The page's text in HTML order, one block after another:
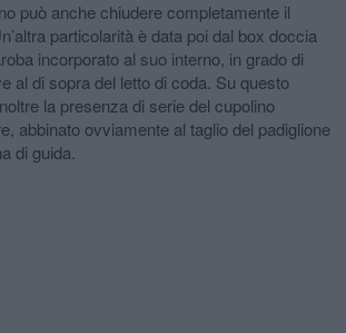
può anche chiudere completamente il
particolarità è data poi dal box doccia
incorporato al suo interno, in grado di
al di sopra del letto di coda. Su questo
la presenza di serie del cupolino
abbinato ovviamente al taglio del padiglione
di guida.